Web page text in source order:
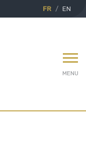
FR EN
MENU